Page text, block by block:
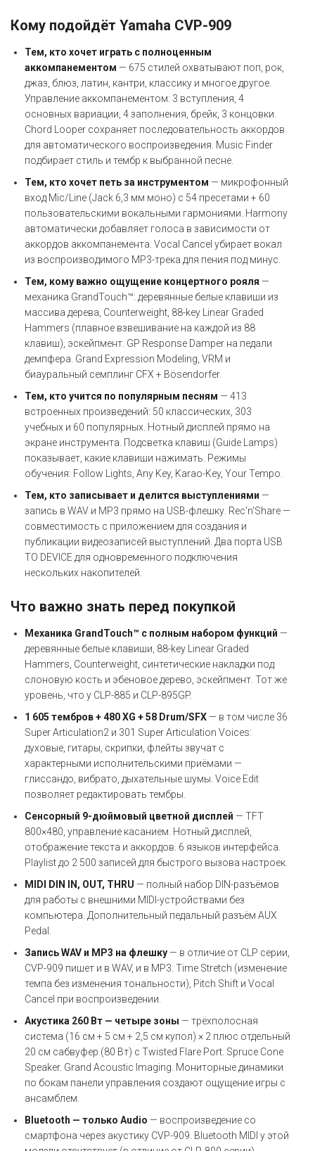
Кому подойдёт Yamaha CVP-909
Тем, кто хочет играть с полноценным
аккомпанементом — 675 стилей охватывают поп, рок,
джаз, блюз, латин, кантри, классику и многое другое.
Управление аккомпанементом: 3 вступления, 4
основных вариации, 4 заполнения, брейк, 3 концовки.
Chord Looper сохраняет последовательность аккордов
для автоматического воспроизведения. Music Finder
подбирает стиль и тембр к выбранной песне.
Тем, кто хочет петь за инструментом — микрофонный
вход Mic/Line (Jack 6,3 мм моно) с 54 пресетами + 60
пользовательскими вокальными гармониями. Harmony
автоматически добавляет голоса в зависимости от
аккордов аккомпанемента. Vocal Cancel убирает вокал
из воспроизводимого MP3-трека для пения под минус.
Тем, кому важно ощущение концертного рояля —
механика GrandTouch™: деревянные белые клавиши из
массива дерева, Counterweight, 88-key Linear Graded
Hammers (плавное взвешивание на каждой из 88
клавиш), эскейпмент. GP Response Damper на педали
демпфера. Grand Expression Modeling, VRM и
биауральный семплинг CFX + Bösendorfer.
Тем, кто учится по популярным песням — 413
встроенных произведений: 50 классических, 303
учебных и 60 популярных. Нотный дисплей прямо на
экране инструмента. Подсветка клавиш (Guide Lamps)
показывает, какие клавиши нажимать. Режимы
обучения: Follow Lights, Any Key, Karao-Key, Your Tempo.
Тем, кто записывает и делится выступлениями —
запись в WAV и MP3 прямо на USB-флешку. Rec'n'Share —
совместимость с приложением для создания и
публикации видеозаписей выступлений. Два порта USB
TO DEVICE для одновременного подключения
нескольких накопителей.
Что важно знать перед покупкой
Механика GrandTouch™ с полным набором функций —
деревянные белые клавиши, 88-key Linear Graded
Hammers, Counterweight, синтетические накладки под
слоновую кость и эбеновое дерево, эскейпмент. Тот же
уровень, что у CLP-885 и CLP-895GP.
1 605 тембров + 480 XG + 58 Drum/SFX — в том числе 36
Super Articulation2 и 301 Super Articulation Voices:
духовые, гитары, скрипки, флейты звучат с
характерными исполнительскими приёмами —
глиссандо, вибрато, дыхательные шумы. Voice Edit
позволяет редактировать тембры.
Сенсорный 9-дюймовый цветной дисплей — TFT
800×480, управление касанием. Нотный дисплей,
отображение текста и аккордов. 6 языков интерфейса.
Playlist до 2 500 записей для быстрого вызова настроек.
MIDI DIN IN, OUT, THRU — полный набор DIN-разъёмов
для работы с внешними MIDI-устройствами без
компьютера. Дополнительный педальный разъём AUX
Pedal.
Запись WAV и MP3 на флешку — в отличие от CLP серии,
CVP-909 пишет и в WAV, и в MP3. Time Stretch (изменение
темпа без изменения тональности), Pitch Shift и Vocal
Cancel при воспроизведении.
Акустика 260 Вт — четыре зоны — трёхполосная
система (16 см + 5 см + 2,5 см купол) × 2 плюс отдельный
20 см сабвуфер (80 Вт) с Twisted Flare Port. Spruce Cone
Speaker. Grand Acoustic Imaging. Мониторные динамики
по бокам панели управления создают ощущение игры с
ансамблем.
Bluetooth — только Audio — воспроизведение со
смартфона через акустику CVP-909. Bluetooth MIDI у этой